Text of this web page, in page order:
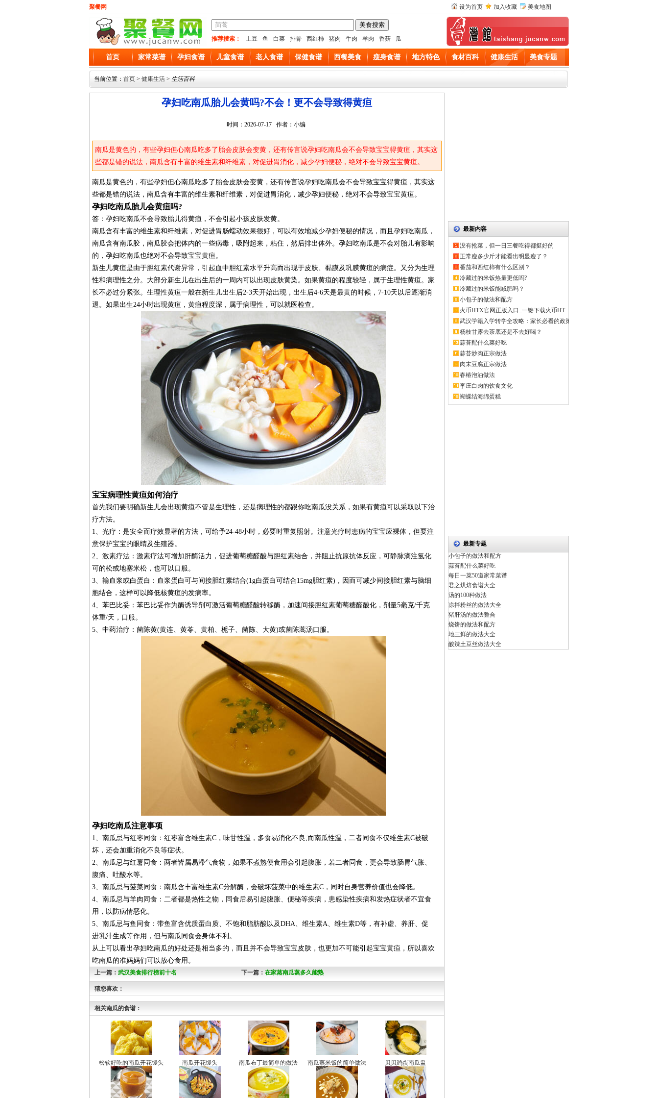
聚餐网 设为首页 加入收藏 美食地图
推荐搜索： 土豆 鱼 白菜 排骨 西红柿 猪肉 牛肉 羊肉 香菇 瓜
首页 家常菜谱 孕妇食谱 儿童食谱 老人食谱 保健食谱 西餐美食 瘦身食谱 地方特色 食材百科 健康生活 美食专题
当前位置： 首页 > 健康生活 > 生活百科
孕妇吃南瓜胎儿会黄吗?不会！更不会导致得黄疸
时间：2026-07-17 作者：小编
南瓜是黄色的，有些孕妇但心南瓜吃多了胎会皮肤会变黄，还有传言说孕妇吃南瓜会不会导致宝宝得黄疸，其实这
些都是错的说法，南瓜含有丰富的维生素和纤维素，对促进胃消化，减少孕妇便秘，绝对不会导致宝宝黄疸。
南瓜是黄色的，有些孕妇但心南瓜吃多了胎会皮肤会变黄，还有传言说孕妇吃南瓜会不会导致宝宝得黄疸，其实这
些都是错的说法，南瓜含有丰富的维生素和纤维素，对促进胃消化，减少孕妇便秘，绝对不会导致宝宝黄疸。
孕妇吃南瓜胎儿会黄疸吗?
答：孕妇吃南瓜不会导致胎儿得黄疸，不会引起小孩皮肤发黄。
南瓜含有丰富的维生素和纤维素，对促进胃肠蠕动效果很好，可以有效地减少孕妇便秘的情况，而且孕妇吃南瓜，
南瓜含有南瓜胶，南瓜胶会把体内的一些病毒，吸附起来，粘住，然后排出体外。孕妇吃南瓜是不会对胎儿有影响
的，孕妇吃南瓜也绝对不会导致宝宝黄疸。
新生儿黄疸是由于胆红素代谢异常，引起血中胆红素水平升高而出现于皮肤、黏膜及巩膜黄疸的病症。又分为生理
性和病理性之分。大部分新生儿在出生后的一周内可以出现皮肤黄染。如果黄疸的程度较轻，属于生理性黄疸。家
长不必过分紧张。生理性黄疸一般在新生儿出生后2-3天开始出现，出生后4-6天是最黄的时候，7-10天以后逐渐消
退。如果出生24小时出现黄疸，黄疸程度深，属于病理性，可以就医检查。
宝宝病理性黄疸如何治疗
首先我们要明确新生儿会出现黄疸不管是生理性，还是病理性的都跟你吃南瓜没关系，如果有黄疸可以采取以下治
疗方法。
1、光疗：是安全而疗效显著的方法，可给予24-48小时，必要时重复照射。注意光疗时患病的宝宝应裸体，但要注
意保护宝宝的眼睛及生殖器。
2、激素疗法：激素疗法可增加肝酶活力，促进葡萄糖醛酸与胆红素结合，并阻止抗原抗体反应，可静脉滴注氢化
可的松或地塞米松，也可以口服。
3、输血浆或白蛋白：血浆蛋白可与间接胆红素结合(1g白蛋白可结合15mg胆红素)，因而可减少间接胆红素与脑细
胞结合，这样可以降低核黄疸的发病率。
4、苯巴比妥：苯巴比妥作为酶诱导剂可激活葡萄糖醛酸转移酶，加速间接胆红素葡萄糖醛酸化，剂量5毫克/千克
体重/天，口服。
5、中药治疗：菌陈黄(黄连、黄苓、黄柏、栀子、菌陈、大黄)或菌陈蒿汤口服。
孕妇吃南瓜注意事项
1、南瓜忌与红枣同食：红枣富含维生素C，味甘性温，多食易消化不良;而南瓜性温，二者同食不仅维生素C被破
坏，还会加重消化不良等症状。
2、南瓜忌与红薯同食：两者皆属易滞气食物，如果不煮熟便食用会引起腹胀，若二者同食，更会导致肠胃气胀、
腹痛、吐酸水等。
3、南瓜忌与菠菜同食：南瓜含丰富维生素C分解酶，会破坏菠菜中的维生素C，同时自身营养价值也会降低。
4、南瓜忌与羊肉同食：二者都是热性之物，同食后易引起腹胀、便秘等疾病，患感染性疾病和发热症状者不宜食
用，以防病情恶化。
5、南瓜忌与鱼同食：带鱼富含优质蛋白质、不饱和脂肪酸以及DHA、维生素A、维生素D等，有补虚、养肝、促
进乳汁生成等作用，但与南瓜同食会身体不利。
从上可以看出孕妇吃南瓜的好处还是相当多的，而且并不会导致宝宝皮肤，也更加不可能引起宝宝黄疸，所以喜欢
吃南瓜的准妈妈们可以放心食用。
上一篇： 武汉美食排行榜前十名 下一篇： 在家蒸南瓜蒸多久能熟
猜您喜欢：
相关南瓜的食谱：
松软好吃的南瓜开花馒头 南瓜开花馒头 南瓜布丁最简单的做法 南瓜蒸米饭的简单做法 贝贝鸡蛋南瓜盅
最新内容
没有抢菜，但一日三餐吃得都挺好的
正常瘦多少斤才能看出明显瘦了？
番茄和西红柿有什么区别？
冷藏过的米饭热量更低吗?
冷藏过的米饭能减肥吗？
小包子的做法和配方
火币HTX官网正版入口_一键下载火币HT...
武汉学籍入学转学全攻略：家长必看的政策
解...
杨枝甘露去茶底还是不去好喝？
蒜苔配什么菜好吃
蒜苔炒肉正宗做法
肉末豆腐正宗做法
春椿泡油做法
李庄白肉的饮食文化
蝴蝶结海绵蛋糕
最新专题
小包子的做法和配方
蒜苔配什么菜好吃
每日一菜50道家常菜谱
君之烘焙食谱大全
汤的100种做法
凉拌粉丝的做法大全
猪肝汤的做法整合
烧饼的做法和配方
地三鲜的做法大全
酸辣土豆丝做法大全